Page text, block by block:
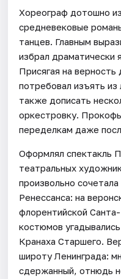
Хореограф дотошно
средневековые
танцев. Главным
избрал драматически
Присягая на
потребовал изъять
также дописать
оркестровку.
переделкам даже
Оформлял спектакль
театральных
произвольно
Ренессанса: на
флорентийской
костюмов
Кранаха Старшего.
широту Ленинграда:
сдержанный, отнюдь